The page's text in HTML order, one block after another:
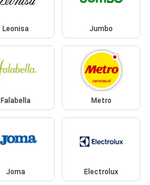
Leonisa Jumbo
Falabella Metro
Joma Electrolux